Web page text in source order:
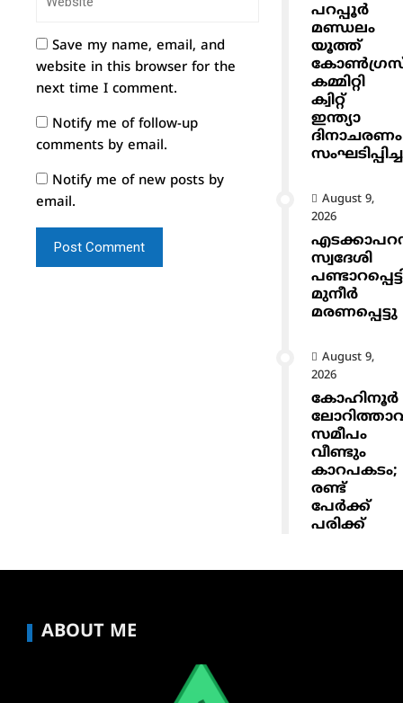
Save my name, email, and
website in this browser for the
next time I comment.
Notify me of follow-up
comments by email.
Notify me of new posts by
email.
പറപ്പൂർ
മണ്ഡലം
യൂത്ത്
കമ്മിറ്റി
ക്വിറ്റ്
ഇന്ത്യാ
ദിനാചരണം
August 9,
2026
സ്വദേശി
മുനീർ
മരണപ്പെട്ടു
August 9,
2026
കോഹിനൂർ
സമീപം
വീണ്ടും
കാറപകടം;
രണ്ട്
പേർക്ക്
പരിക്ക്
ABOUT ME